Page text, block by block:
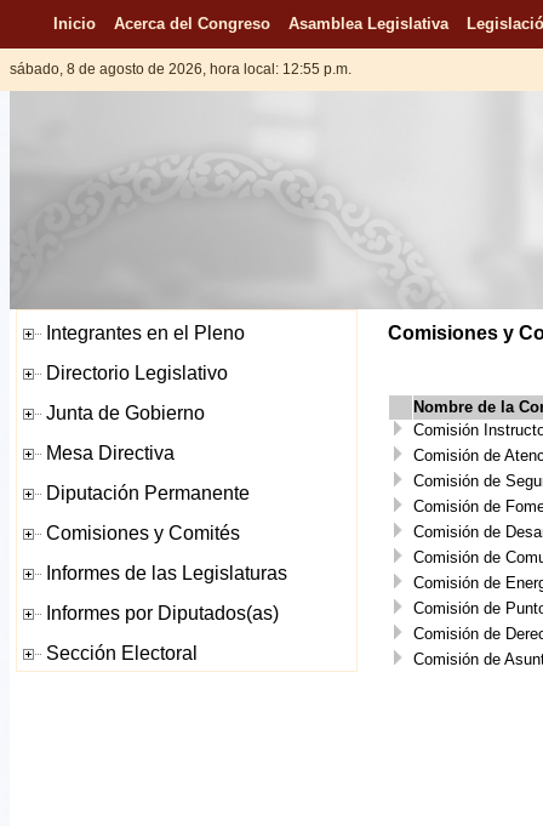
Inicio Acerca del Congreso Asamblea Legislativa
sábado, 8 de agosto de 2026, hora local: 12:55 p.m.
Comisiones y
Nombre de la
Comisión
Comisión de
Comisión de
Comisión de
Comisión de
Comisión de
Comisión de
Comisión de
Comisión de
Comisión de